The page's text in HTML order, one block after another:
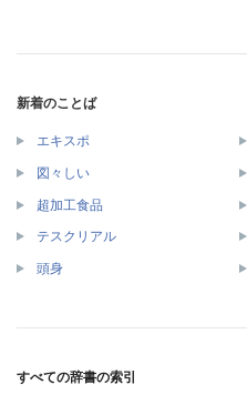
新着のことば
エキスポ
図々しい
超加工食品
テスクリアル
頭身
すべての辞書の索引